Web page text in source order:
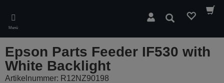
main
content
Menü
Suchen
Epson Parts Feeder IF530 with
White Backlight
Artikelnummer: R12NZ90198